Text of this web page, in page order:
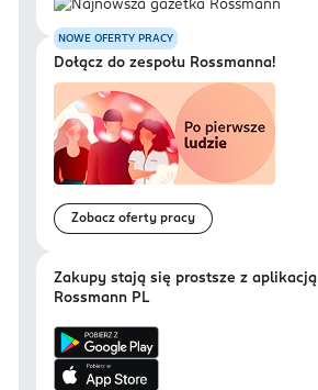
NOWE OFERTY PRACY
Dołącz do zespołu Rossmanna!
Zobacz oferty pracy
Zakupy stają się prostsze z aplikacją
Rossmann PL